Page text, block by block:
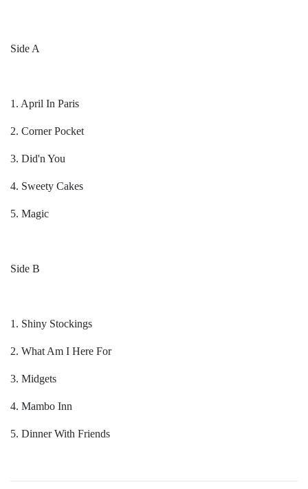
Side A
1. April In Paris
2. Corner Pocket
3. Did'n You
4. Sweety Cakes
5. Magic
Side B
1. Shiny Stockings
2. What Am I Here For
3. Midgets
4. Mambo Inn
5. Dinner With Friends